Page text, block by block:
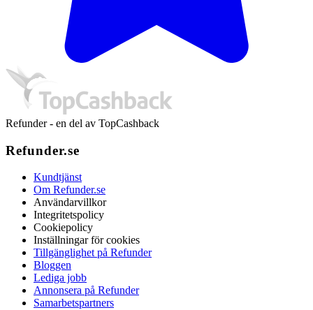
Refunder - en del av TopCashback
Refunder.se
Kundtjänst
Om Refunder.se
Användarvillkor
Integritetspolicy
Cookiepolicy
Inställningar för cookies
Tillgänglighet på Refunder
Bloggen
Lediga jobb
Annonsera på Refunder
Samarbetspartners